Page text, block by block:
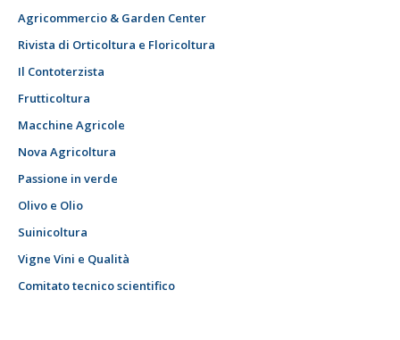
Agricommercio & Garden Center
Rivista di Orticoltura e Floricoltura
Il Contoterzista
Frutticoltura
Macchine Agricole
Nova Agricoltura
Passione in verde
Olivo e Olio
Suinicoltura
Vigne Vini e Qualità
Comitato tecnico scientifico